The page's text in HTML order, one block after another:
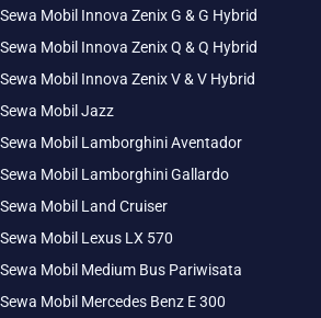
Sewa Mobil Innova Zenix G & G Hybrid
Sewa Mobil Innova Zenix Q & Q Hybrid
Sewa Mobil Innova Zenix V & V Hybrid
Sewa Mobil Jazz
Sewa Mobil Lamborghini Aventador
Sewa Mobil Lamborghini Gallardo
Sewa Mobil Land Cruiser
Sewa Mobil Lexus LX 570
Sewa Mobil Medium Bus Pariwisata
Sewa Mobil Mercedes Benz E 300